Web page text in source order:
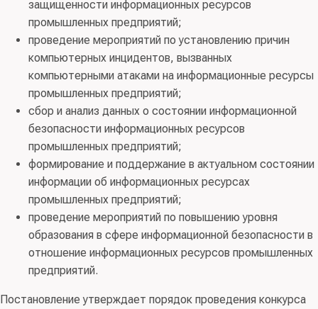
защищенности информационных ресурсов
промышленных предприятий;
проведение мероприятий по установлению причин
компьютерных инцидентов, вызванных
компьютерными атаками на информационные ресурсы
промышленных предприятий;
сбор и анализ данных о состоянии информационной
безопасности информационных ресурсов
промышленных предприятий;
формирование и поддержание в актуальном состоянии
информации об информационных ресурсах
промышленных предприятий;
проведение мероприятий по повышению уровня
образования в сфере информационной безопасности в
отношение информационных ресурсов промышленных
предприятий.
Постановление утверждает порядок проведения конкурса